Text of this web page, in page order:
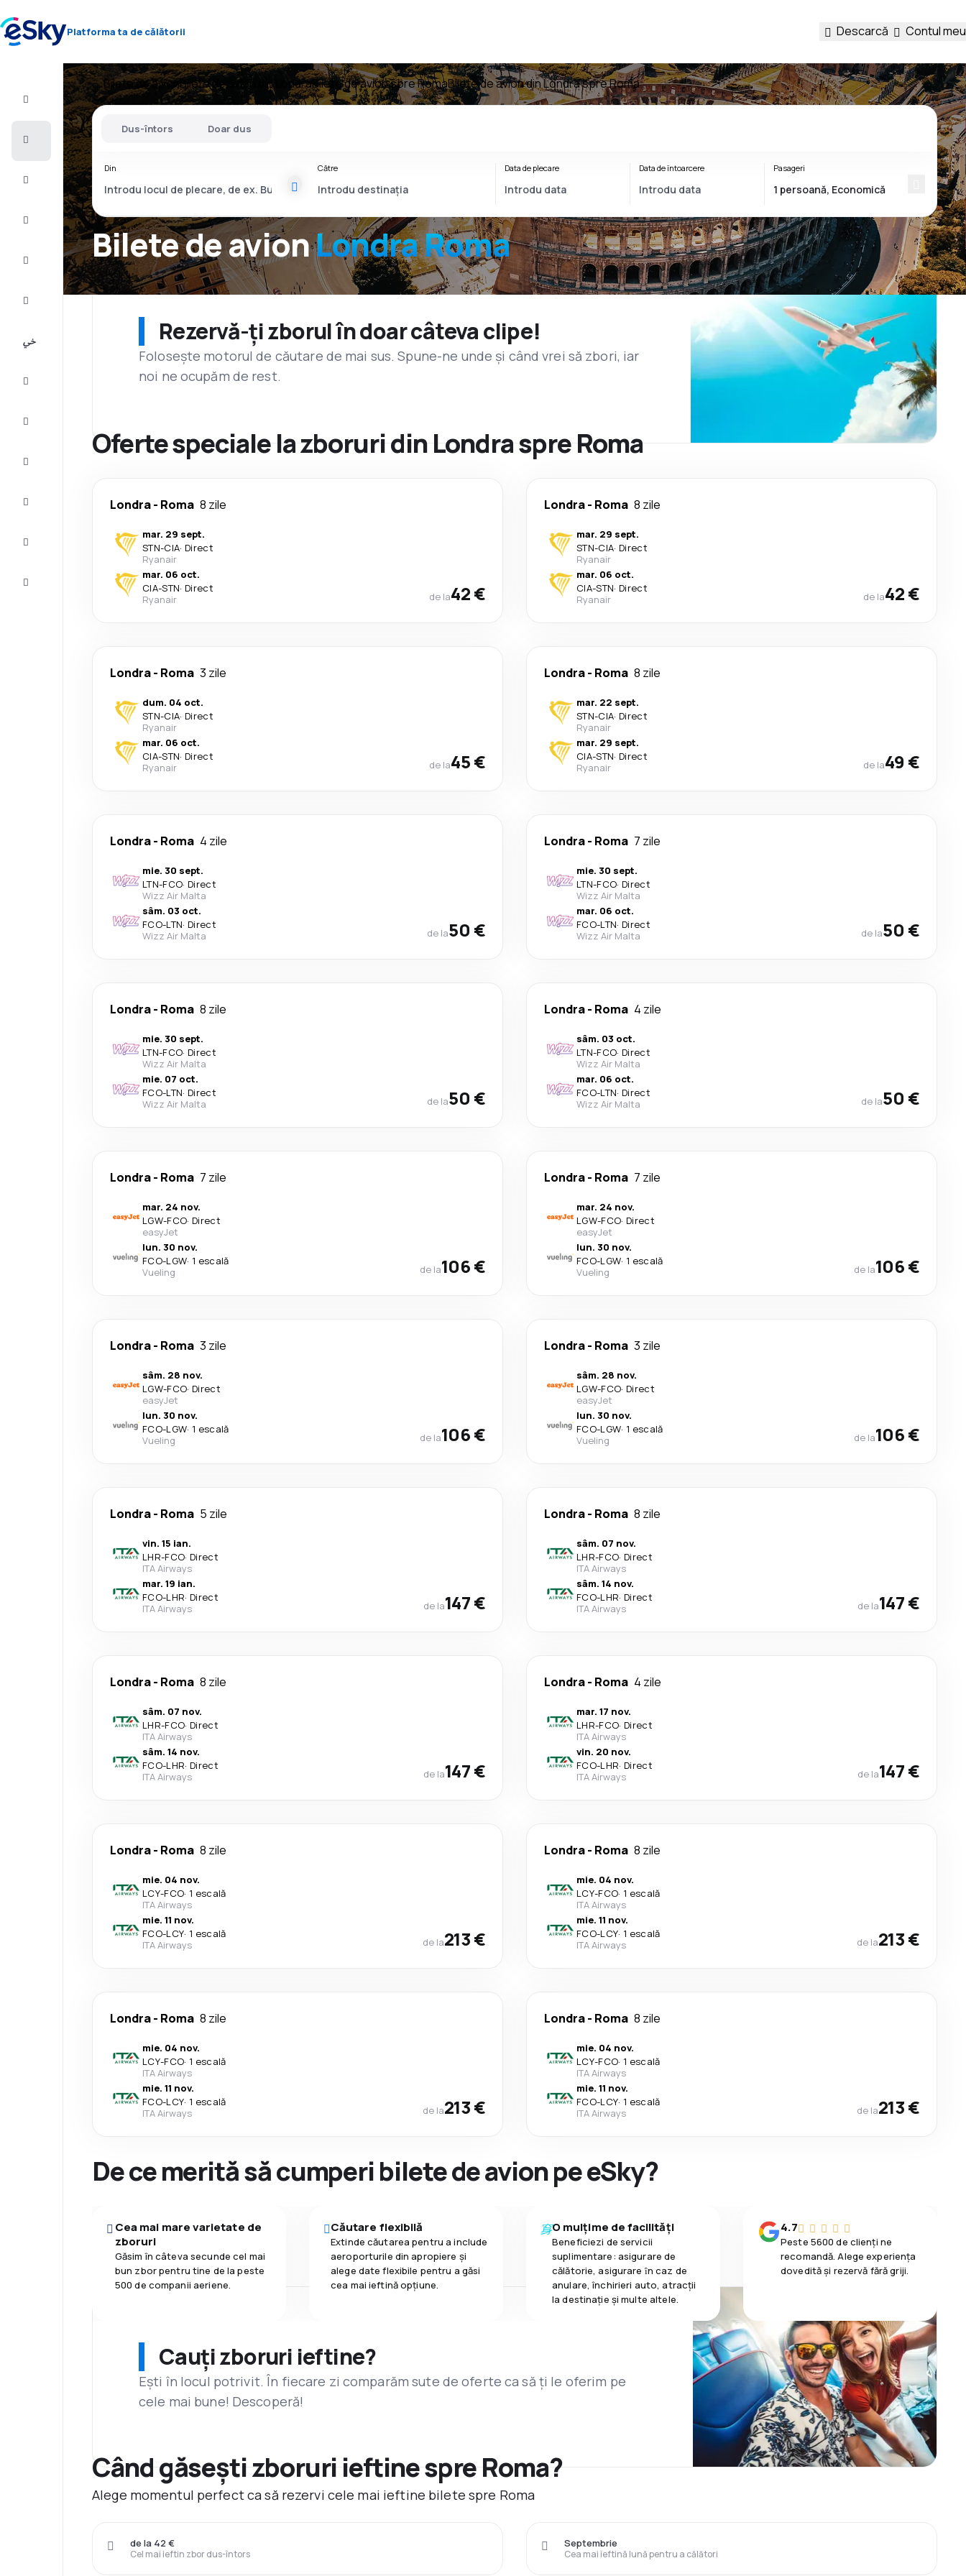
Platforma ta de călătorii Descarcă Contul meu
Zbor+Hotel
Vacanţe
Bilete de avionBilete de avion din LondraBilete de avion spre RomaBilete de avion din Londra spre Roma
Bilete de avionLondra Roma
Dus-întors Doar dus
Din Către Data de plecare Data de întoarcere Pasageri
Rezervă-ți zborul în doar câteva clipe!
Folosește motorul de căutare de mai sus. Spune-ne unde și când vrei să zbori, iar
noi ne ocupăm de rest.
Oferte speciale la zboruri din Londra spre Roma
Londra- Roma 8 zile
mar. 29 sept.
STN-CIA· Direct
Ryanair
mar. 06 oct.
CIA-STN· Direct
Ryanair
de la42 €
Londra- Roma 8 zile
mar. 29 sept.
STN-CIA· Direct
Ryanair
mar. 06 oct.
CIA-STN· Direct
Ryanair
de la42 €
Londra- Roma 3 zile
dum. 04 oct.
STN-CIA· Direct
Ryanair
mar. 06 oct.
CIA-STN· Direct
Ryanair
de la45 €
Londra- Roma 8 zile
mar. 22 sept.
STN-CIA· Direct
Ryanair
mar. 29 sept.
CIA-STN· Direct
Ryanair
de la49 €
Londra- Roma 4 zile
mie. 30 sept.
LTN-FCO· Direct
Wizz Air Malta
sâm. 03 oct.
FCO-LTN· Direct
Wizz Air Malta
de la50 €
Londra- Roma 7 zile
mie. 30 sept.
LTN-FCO· Direct
Wizz Air Malta
mar. 06 oct.
FCO-LTN· Direct
Wizz Air Malta
de la50 €
Londra- Roma 8 zile
mie. 30 sept.
LTN-FCO· Direct
Wizz Air Malta
mie. 07 oct.
FCO-LTN· Direct
Wizz Air Malta
de la50 €
Londra- Roma 4 zile
sâm. 03 oct.
LTN-FCO· Direct
Wizz Air Malta
mar. 06 oct.
FCO-LTN· Direct
Wizz Air Malta
de la50 €
Londra- Roma 7 zile
mar. 24 nov.
LGW-FCO· Direct
easyJet
lun. 30 nov.
FCO-LGW· 1 escală
Vueling
de la106 €
Londra- Roma 7 zile
mar. 24 nov.
LGW-FCO· Direct
easyJet
lun. 30 nov.
FCO-LGW· 1 escală
Vueling
de la106 €
Londra- Roma 3 zile
sâm. 28 nov.
LGW-FCO· Direct
easyJet
lun. 30 nov.
FCO-LGW· 1 escală
Vueling
de la106 €
Londra- Roma 3 zile
sâm. 28 nov.
LGW-FCO· Direct
easyJet
lun. 30 nov.
FCO-LGW· 1 escală
Vueling
de la106 €
Londra- Roma 5 zile
vin. 15 ian.
LHR-FCO· Direct
ITA Airways
mar. 19 ian.
FCO-LHR· Direct
ITA Airways
de la147 €
Londra- Roma 8 zile
sâm. 07 nov.
LHR-FCO· Direct
ITA Airways
sâm. 14 nov.
FCO-LHR· Direct
ITA Airways
de la147 €
Londra- Roma 8 zile
sâm. 07 nov.
LHR-FCO· Direct
ITA Airways
sâm. 14 nov.
FCO-LHR· Direct
ITA Airways
de la147 €
Londra- Roma 4 zile
mar. 17 nov.
LHR-FCO· Direct
ITA Airways
vin. 20 nov.
FCO-LHR· Direct
ITA Airways
de la147 €
Londra- Roma 8 zile
mie. 04 nov.
LCY-FCO· 1 escală
ITA Airways
mie. 11 nov.
FCO-LCY· 1 escală
ITA Airways
de la213 €
Londra- Roma 8 zile
mie. 04 nov.
LCY-FCO· 1 escală
ITA Airways
mie. 11 nov.
FCO-LCY· 1 escală
ITA Airways
de la213 €
Londra- Roma 8 zile
mie. 04 nov.
LCY-FCO· 1 escală
ITA Airways
mie. 11 nov.
FCO-LCY· 1 escală
ITA Airways
de la213 €
Londra- Roma 8 zile
mie. 04 nov.
LCY-FCO· 1 escală
ITA Airways
mie. 11 nov.
FCO-LCY· 1 escală
ITA Airways
de la213 €
De ce merită să cumperi bilete de avion pe eSky?
Cea mai mare varietate de
zboruri
Găsim în câteva secunde cel mai
bun zbor pentru tine de la peste
500 de companii aeriene.
Căutare flexibilă
Extinde căutarea pentru a include
aeroporturile din apropiere și
alege date flexibile pentru a găsi
cea mai ieftină opțiune.
O mulțime de facilități
Beneficiezi de servicii
suplimentare: asigurare de
călătorie, asigurare ȋn caz de
anulare, închirieri auto, atracții
la destinaţie și multe altele.
4.7
Peste 5600 de clienți ne
recomandă. Alege experiența
dovedită și rezervă fără griji.
Cauți zboruri ieftine?
Ești în locul potrivit. În fiecare zi comparăm sute de oferte ca să ți le oferim pe
cele mai bune! Descoperă!
Când găsești zboruri ieftine spre Roma?
Alege momentul perfect ca să rezervi cele mai ieftine bilete spre Roma
Cel mai ieftin zbor dus-întors
de la 42 €
Cea mai ieftină lună pentru a călători
Septembrie